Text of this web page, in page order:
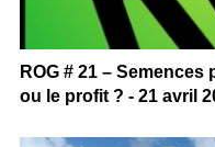
ROG # 21 –
ou le profit ? - 21 avril